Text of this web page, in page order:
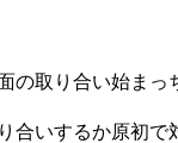
の取り合い始まっ
合いするか原初で